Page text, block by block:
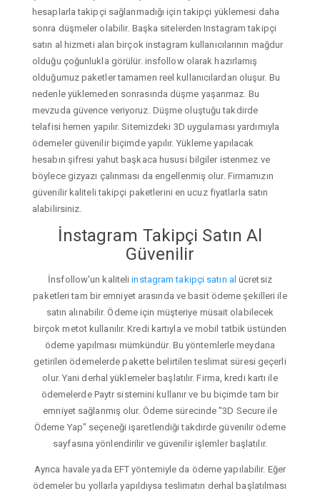
hesaplarla takipçi sağlanmadığı için takipçi yüklemesi daha
sonra düşmeler olabilir. Başka sitelerden Instagram takipçi
satın al hizmeti alan birçok instagram kullanıcılarının mağdur
olduğu çoğunlukla görülür. insfollow olarak hazırlamış
olduğumuz paketler tamamen reel kullanıcılardan oluşur. Bu
nedenle yüklemeden sonrasında düşme yaşanmaz. Bu
mevzuda güvence veriyoruz. Düşme oluştuğu takdirde
telafisi hemen yapılır. Sitemizdeki 3D uygulaması yardımıyla
ödemeler güvenilir biçimde yapılır. Yükleme yapılacak
hesabın şifresi yahut başkaca hususi bilgiler istenmez ve
böylece gizyazı çalınması da engellenmiş olur. Firmamızın
güvenilir kaliteli takipçi paketlerini en ucuz fiyatlarla satın
alabilirsiniz.
İnstagram Takipçi Satın Al
Güvenilir
İnsfollow'un kaliteliinstagram takipçi satın al ücretsiz
paketleri tam bir emniyet arasında ve basit ödeme şekilleri ile
satın alınabilir. Ödeme için müşteriye müsait olabilecek
birçok metot kullanılır. Kredi kartıyla ve mobil tatbik üstünden
ödeme yapılması mümkündür. Bu yöntemlerle meydana
getirilen ödemelerde pakette belirtilen teslimat süresi geçerli
olur. Yani derhal yüklemeler başlatılır. Firma, kredi kartı ile
ödemelerde Paytr sistemini kullanır ve bu biçimde tam bir
emniyet sağlanmış olur. Ödeme sürecinde "3D Secure ile
Ödeme Yap" seçeneği işaretlendiği takdirde güvenilir ödeme
sayfasına yönlendirilir ve güvenilir işlemler başlatılır.
Ayrıca havale yada EFT yöntemiyle da ödeme yapılabilir. Eğer
ödemeler bu yollarla yapıldıysa teslimatın derhal başlatılması